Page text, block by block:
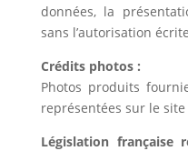
données, la
sans l’autorisation
Crédits photos :
Photos produits
représentées sur le site
Législation française